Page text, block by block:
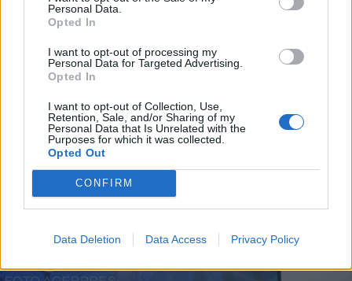
Personal Data.
Opted In
I want to opt-out of processing my
Personal Data for Targeted Advertising.
Opted In
I want to opt-out of Collection, Use,
Retention, Sale, and/or Sharing of my
Personal Data that Is Unrelated with the
Purposes for which it was collected.
Opted Out
CONFIRM
Data Deletion Data Access Privacy Policy